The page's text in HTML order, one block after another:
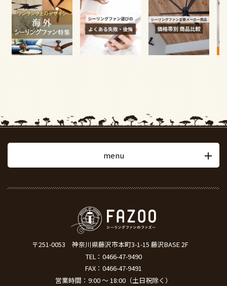
menu
〒251-0053
神奈川県藤沢市本町3-1-15 藤沢BASE 2F
TEL： 0466-47-9490
FAX：0466-47-9491
営業時間：9:00 ～ 18:00（土日祝除く）